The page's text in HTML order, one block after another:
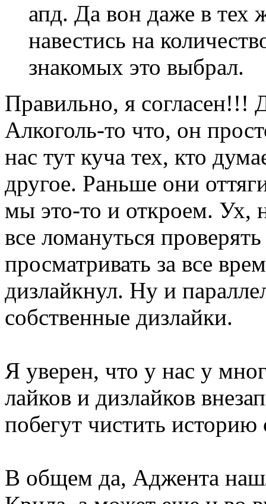
апд. Да вон даже в тех
навестись на
знакомых это выбрал.
Правильно, я согласен!!!
Алкоголь-то что, он
нас тут куча тех, кто
другое. Раньше они
мы это-то и откроем. Ух,
все ломануться
просматривать за все
дизлайкнул. Ну и
собственные дизлайки.
Я уверен, что у нас у
лайков и дизлайков
побегут чистить
В общем да, Аджента